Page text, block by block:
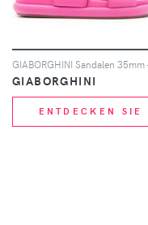
GIABORGHINI
ENTDECKEN SIE